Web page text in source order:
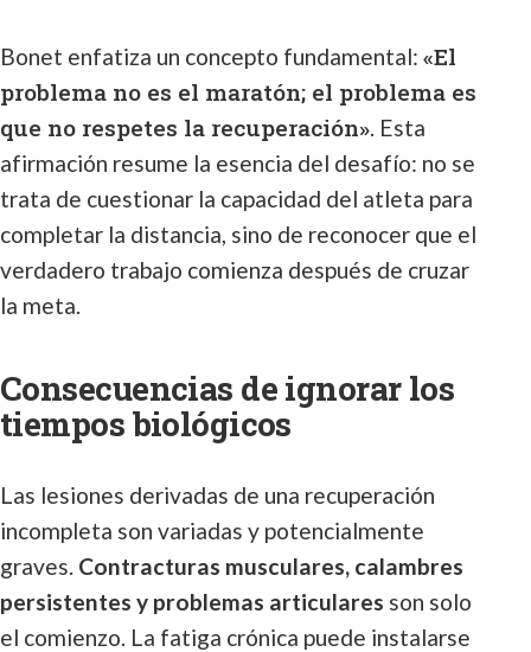
Bonet enfatiza un concepto fundamental: «El
problema no es el maratón; el problema es
que no respetes la recuperación». Esta
afirmación resume la esencia del desafío: no se
trata de cuestionar la capacidad del atleta para
completar la distancia, sino de reconocer que el
verdadero trabajo comienza después de cruzar
la meta.
Consecuencias de ignorar los
tiempos biológicos
Las lesiones derivadas de una recuperación
incompleta son variadas y potencialmente
graves. Contracturas musculares, calambres
persistentes y problemas articulares son solo
el comienzo. La fatiga crónica puede instalarse